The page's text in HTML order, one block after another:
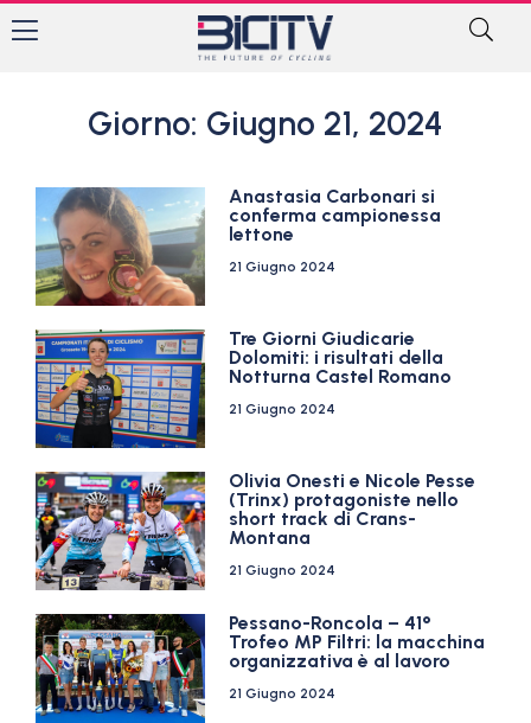
Giorno: Giugno 21, 2024
Anastasia Carbonari si
conferma campionessa
lettone
21 Giugno 2024
Tre Giorni Giudicarie
Dolomiti: i risultati della
Notturna Castel Romano
21 Giugno 2024
Olivia Onesti e Nicole Pesse
(Trinx) protagoniste nello
short track di Crans-
Montana
21 Giugno 2024
Pessano-Roncola – 41°
Trofeo MP Filtri: la macchina
organizzativa è al lavoro
21 Giugno 2024